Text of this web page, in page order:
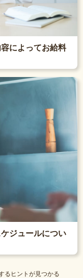
によってお給料
ジュールについ
るヒントが見つかる